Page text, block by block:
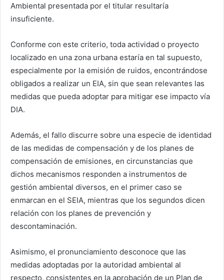
Ambiental presentada por el titular resultaría
insuficiente.
Conforme con este criterio, toda actividad o proyecto
localizado en una zona urbana estaría en tal supuesto,
especialmente por la emisión de ruidos, encontrándose
obligados a realizar un EIA, sin que sean relevantes las
medidas que pueda adoptar para mitigar ese impacto vía
DIA.
Además, el fallo discurre sobre una especie de identidad
de las medidas de compensación y de los planes de
compensación de emisiones, en circunstancias que
dichos mecanismos responden a instrumentos de
gestión ambiental diversos, en el primer caso se
enmarcan en el SEIA, mientras que los segundos dicen
relación con los planes de prevención y
descontaminación.
Asimismo, el pronunciamiento desconoce que las
medidas adoptadas por la autoridad ambiental al
respecto, consistentes en la aprobación de un Plan de